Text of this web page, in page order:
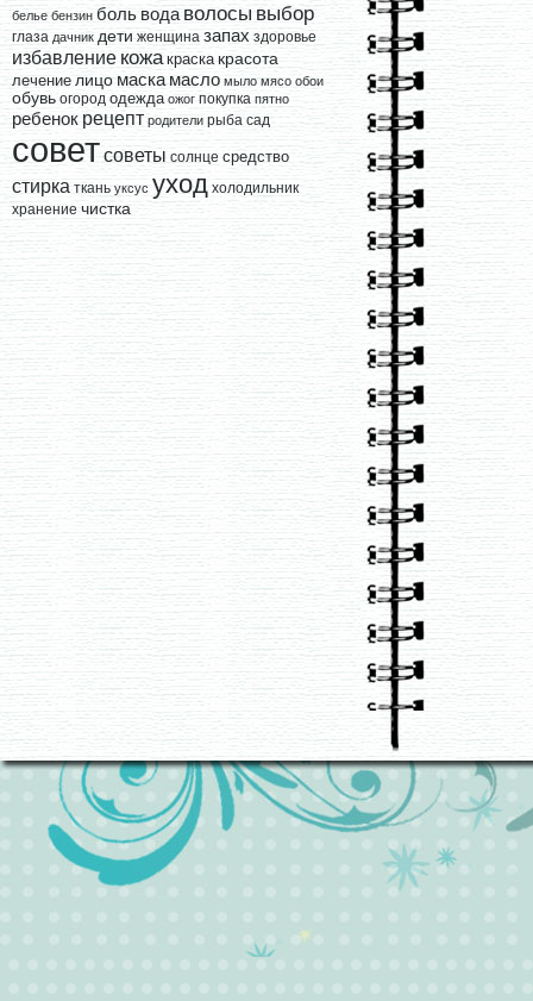
белье бензин боль вода волосы выбор
глаза дачник дети женщина запах здоровье
избавление кожа краска красота
лечение лицо маска масло мыло мясо обои
обувь огород одежда ожог покупка пятно
ребенок рецепт родители рыба сад
советсоветы солнце средство
стирка ткань уксус уход холодильник
хранение чистка